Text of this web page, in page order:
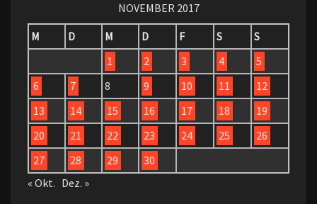
NOVEMBER 2017
M
D M D F S
S
1
2 3 4
5
6
7 8 9 10 11
12
13
14 15 16 17 18
19
20
21 22 23 24 25
26
27
28 29
30
« Okt. Dez. »